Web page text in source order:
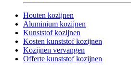
Houten kozijnen
Aluminium kozijnen
Kunststof kozijnen
Kosten kunststof kozijnen
Kozijnen vervangen
Offerte kunststof kozijnen